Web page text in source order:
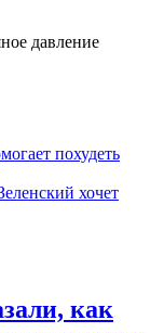
давление
похудеть
хочет
как